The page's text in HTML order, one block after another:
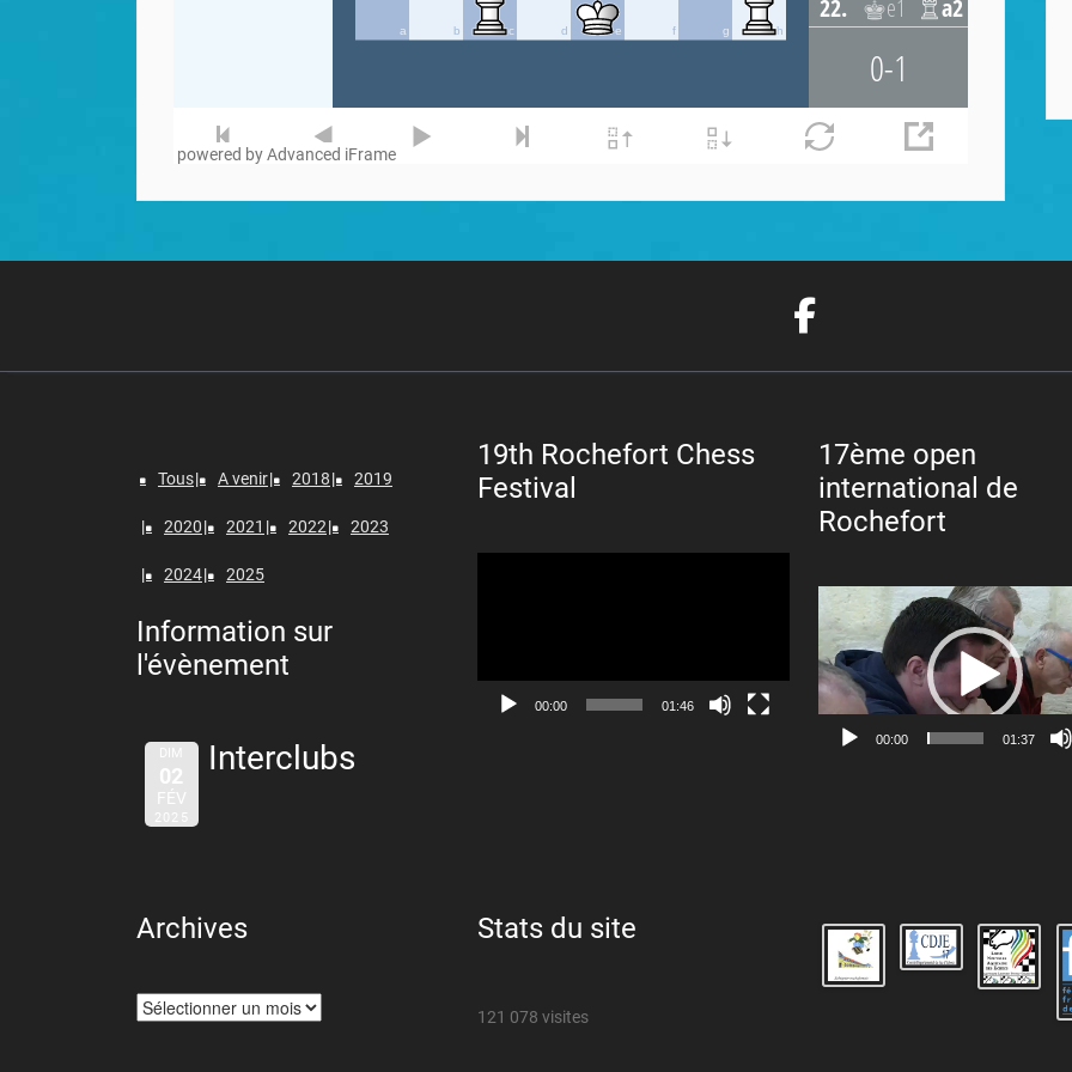
powered by Advanced iFrame
Tous A venir 2018 2019
2020 2021 2022 2023
2024 2025
Information sur
l'évènement
DIM
02
FÉV
2025
Interclubs
19th Rochefort Chess
Festival
00:00 01:46
17ème open
international de
Rochefort
Lecteur
vidéo
00:00 01:37
Archives
Archives
Stats du site
121 078 visites